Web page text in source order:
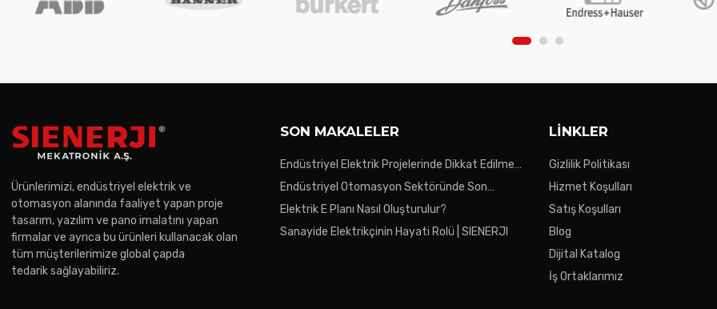
Ürünlerimizi, endüstriyel elektrik ve
otomasyon alanında faaliyet yapan proje
tasarım, yazılım ve pano imalatını yapan
firmalar ve ayrıca bu ürünleri kullanacak olan
tüm müşterilerimize global çapda
tedarik sağlayabiliriz.
SON MAKALELER
Endüstriyel Elektrik Projelerinde Dikkat Edilmesi
Gereken Noktalar
Endüstriyel Otomasyon Sektöründe Son
Trendler
Elektrik E Planı Nasıl Oluşturulur?
Sanayide Elektrikçinin Hayati Rolü | SIENERJI
LINKLER
Gizlilik Politikası
Hizmet Koşulları
Satış Koşulları
Blog
Dijital Katalog
İş Ortaklarımız